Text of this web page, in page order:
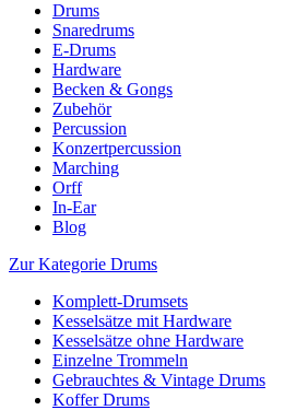
Drums
Snaredrums
E-Drums
Hardware
Becken & Gongs
Zubehör
Percussion
Konzertpercussion
Marching
Orff
In-Ear
Blog
Zur Kategorie Drums
Komplett-Drumsets
Kesselsätze mit Hardware
Kesselsätze ohne Hardware
Einzelne Trommeln
Gebrauchtes & Vintage Drums
Koffer Drums